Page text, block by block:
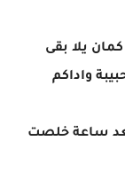
يلا بقى
واداكم
ساعة خلصت